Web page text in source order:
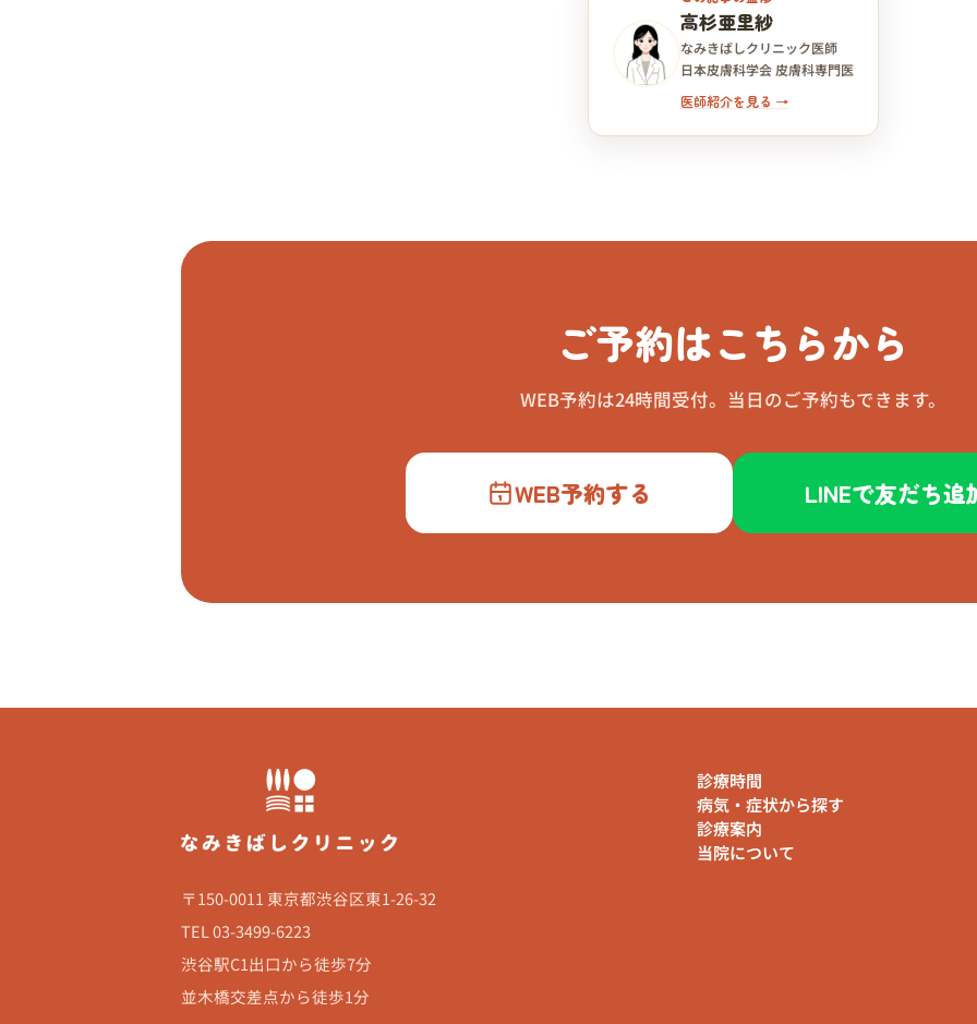
高杉亜里紗
なみきばしクリニック医師
日本皮膚科学会 皮膚科専門医
医師紹介を見る →
ご予約はこちらから
WEB予約は24時間受付。当日のご予約もできます。
WEB予約する LINEで友だち追
〒150-0011 東京都渋谷区東1-26-32
TEL 03-3499-6223
渋谷駅C1出口から徒歩7分
並木橋交差点から徒歩1分
診療時間
病気・症状から探す
診療案内
当院について